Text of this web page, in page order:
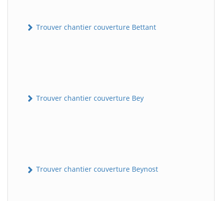
Trouver chantier couverture Bettant
Trouver chantier couverture Bey
Trouver chantier couverture Beynost